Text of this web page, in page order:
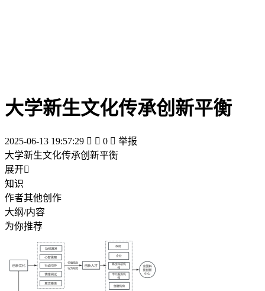
大学新生文化传承创新平衡
2025-06-13 19:57:29   0  举报
大学新生文化传承创新平衡
展开
知识
作者其他创作
大纲/内容
为你推荐